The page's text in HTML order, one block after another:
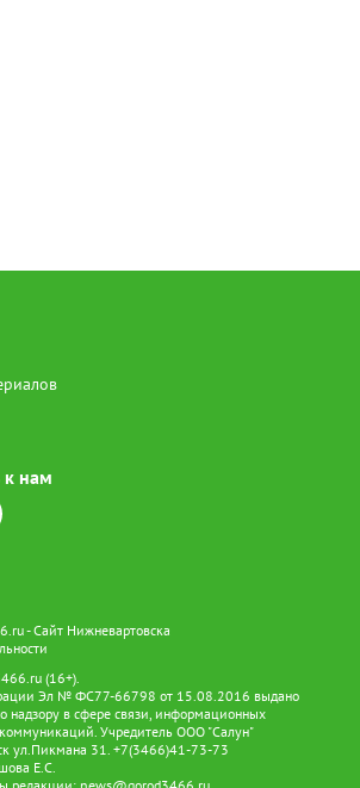
к нам
- Сайт Нижневартовска
(16+).
Эл № ФС77-66798 от 15.08.2016 выдано
надзору в сфере связи, информационных
Учредитель ООО "Салун"
ул.Пикмана 31. +7(3466)41-73-73
Е.С.